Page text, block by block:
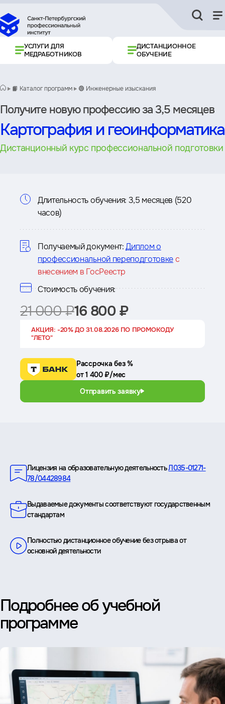
УСЛУГИ ДЛЯ
МЕДРАБОТНИКОВ
ДИСТАНЦИОННОЕ
ОБУЧЕНИЕ
📙 Каталог программ 🟢 Инженерные изыскания
Получите новую профессию за 3,5 месяцев
Картография и геоинформатика
Дистанционный курс профессиональной подготовки
Информация
курсе
Длительность обучения: 3,5 месяцев (520
часов)
Получаемый документ: Диплом о
профессиональной переподготовкес
внесением в ГосРеестр
Стоимость обучения:
21 000 ₽16 800 ₽
АКЦИЯ: -20% ДО 31.08.2026 ПО ПРОМОКОДУ
"ЛЕТО"
Рассрочка без %
от 1 400 ₽/мес
Отправить заявку
Лицензия на образовательную деятельностьЛ035-01271-
78/04428984
Выдаваемые документы соответствуют государственным
стандартам
Полностью дистанционное обучение без отрыва от
основной деятельности
Подробнее об учебной
программе